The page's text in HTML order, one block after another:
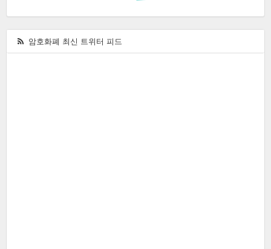
암호화폐 최신 트위터 피드